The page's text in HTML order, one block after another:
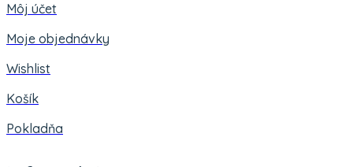
Môj účet
Moje objednávky
Wishlist
Košík
Pokladňa